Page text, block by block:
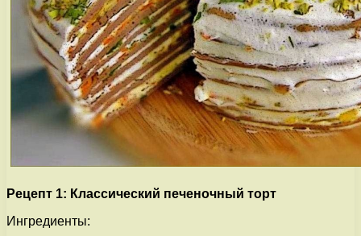
Рецепт 1: Классический печеночный торт
Ингредиенты: